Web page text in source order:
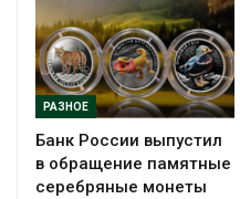
РАЗНОЕ
Банк России выпустил
в обращение памятные
серебряные монеты